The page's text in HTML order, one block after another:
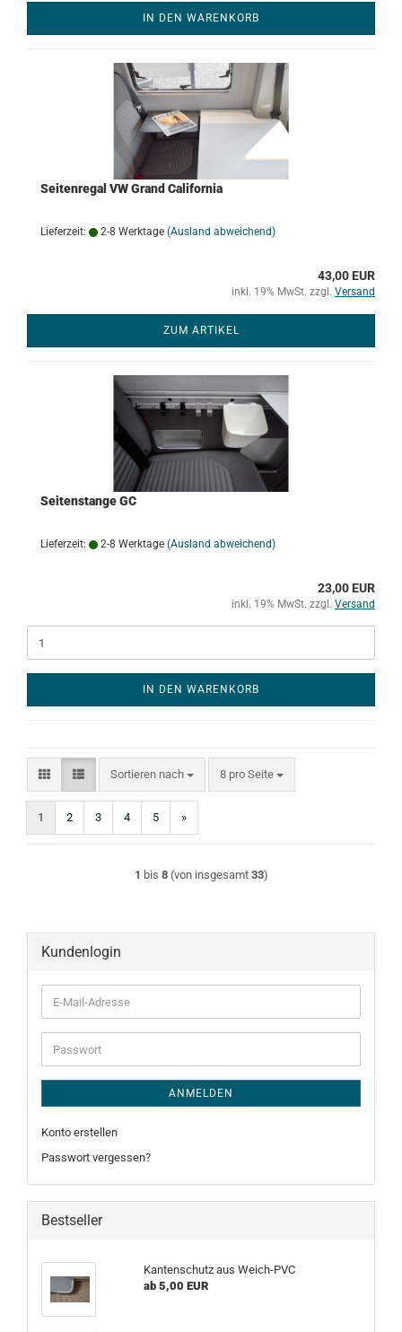
IN DEN WARENKORB
Seitenregal VW Grand California
Lieferzeit: 2-8 Werktage (Ausland abweichend)
43,00 EUR
inkl. 19% MwSt. zzgl. Versand
ZUM ARTIKEL
Seitenstange GC
Lieferzeit: 2-8 Werktage (Ausland abweichend)
23,00 EUR
inkl. 19% MwSt. zzgl. Versand
IN DEN WARENKORB
Sortieren nach
Sortieren nach 8 pro Seite
pro Seite
1 2 3 4 5 »
1 bis 8(von insgesamt 33)
Kundenlogin
E-
Mail-
Adresse
Passwort
ANMELDEN
Konto erstellen
Passwort vergessen?
Bestseller
Kantenschutz aus Weich-PVC
ab 5,00 EUR